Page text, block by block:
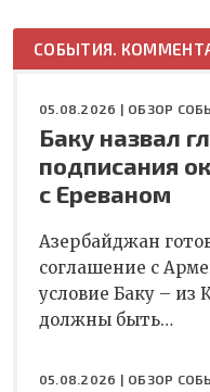
СОБЫТИЯ.
05.08.2026 | ОБЗОР
Баку назвал
подписания
с Ереваном
Азербайджан
соглашение с
условие Баку –
должны быть…
05.08.2026 | ОБЗОР